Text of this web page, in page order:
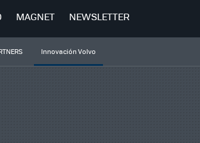
MAGNET NEWSLETTER
Innovación Volvo